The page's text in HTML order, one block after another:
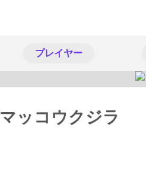
プレイヤー
マッコウクジラ